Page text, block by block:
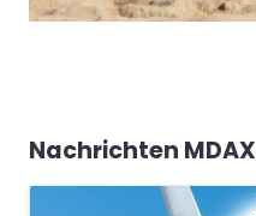
Nachrichten MDAX